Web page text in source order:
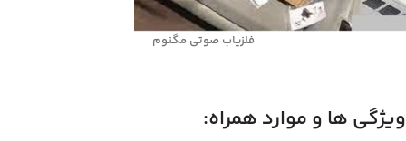
فلزیاب صوتی مگنوم
ویژگی ها و موارد همراه: